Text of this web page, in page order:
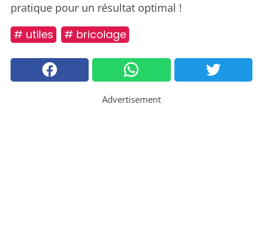
pratique pour un résultat optimal !
# utiles # bricolage
Advertisement